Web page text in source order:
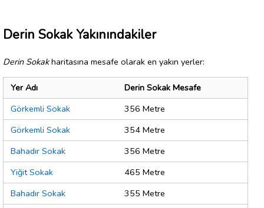
Derin Sokak Yakınındakiler
Derin Sokakharitasına mesafe olarak en yakın yerler:
Yer Adı
Derin Sokak Mesafe
Görkemli Sokak
356 Metre
Görkemli Sokak
354 Metre
Bahadır Sokak
356 Metre
Yiğit Sokak
465 Metre
Bahadır Sokak
355 Metre